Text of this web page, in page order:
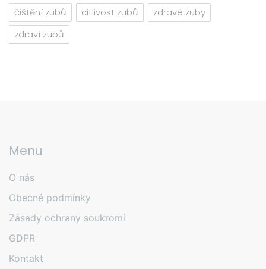
čištění zubů
citlivost zubů
zdravé zuby
zdraví zubů
Menu
O nás
Obecné podmínky
Zásady ochrany soukromí
GDPR
Kontakt